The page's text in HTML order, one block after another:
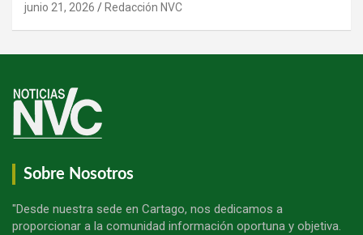
junio 21, 2026 Redacción NVC
Sobre Nosotros
"Desde nuestra sede en Cartago, nos dedicamos a
proporcionar a la comunidad información oportuna y objetiva.